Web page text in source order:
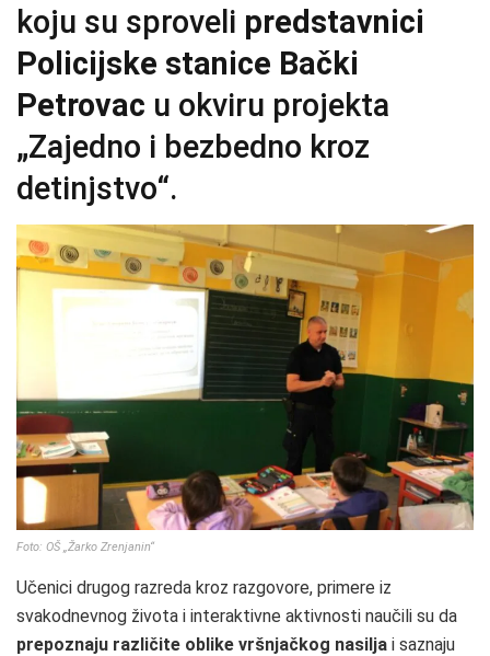
koju su sproveli predstavnici
Policijske stanice Bački
Petrovac u okviru projekta
„Zajedno i bezbedno kroz
detinjstvo“.
Foto: OŠ „Žarko Zrenjanin“
Učenici drugog razreda kroz razgovore, primere iz
svakodnevnog života i interaktivne aktivnosti naučili su da
prepoznaju različite oblike vršnjačkog nasilja i saznaju